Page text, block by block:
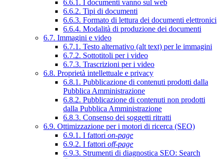
6.6.1. I documenti vanno sul web
6.6.2. Tipi di documenti
6.6.3. Formato di lettura dei documenti elettronici
6.6.4. Modalità di produzione dei documenti
6.7. Immagini e video
6.7.1. Testo alternativo (alt text) per le immagini
6.7.2. Sottotitoli per i video
6.7.3. Trascrizioni per i video
6.8. Proprietà intellettuale e privacy
6.8.1. Pubblicazione di contenuti prodotti dalla
Pubblica Amministrazione
6.8.2. Pubblicazione di contenuti non prodotti
dalla Pubblica Amministrazione
6.8.3. Consenso dei soggetti ritratti
6.9. Ottimizzazione per i motori di ricerca (SEO)
6.9.1. I fattori on-page
6.9.2. I fattori off-page
6.9.3. Strumenti di diagnostica SEO: Search